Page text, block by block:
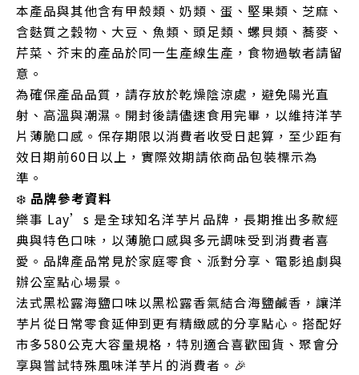
本產品與其他含有甲殼類、奶類、蛋、堅果類、芝麻、
含麩質之穀物、大豆、魚類、頭足類、螺貝類、蕎麥、
芹菜、芥末的產品於同一生產線生產，食物過敏者請留
意。
為確保產品品質，請存放於乾燥陰涼處，避免陽光直
射、高溫與潮濕。開封後請儘速食用完畢，以維持洋芋
片薄脆口感。保存期限以消費者收受日起算，至少距有
效日期前60日以上，實際效期請依商品包裝標示為
準。
❄️ 品牌參考資料
樂事 Lay’s 是全球知名洋芋片品牌，長期推出多款經
典與特色口味，以薄脆口感與多元調味受到消費者喜
愛。品牌產品常見於家庭零食、派對分享、電影追劇與
辦公室點心場景。
法式黑松露海鹽口味以黑松露香氣結合海鹽鹹香，讓洋
芋片從日常零食延伸到更有精緻感的分享點心。搭配好
市多580公克大容量規格，特別適合喜歡囤貨、聚會分
享與嘗試特殊風味洋芋片的消費者。🎉